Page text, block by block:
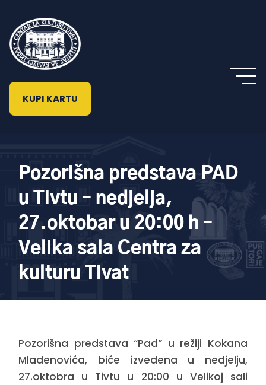
KUPI KARTU
Pozorišna predstava PAD
u Tivtu – nedjelja,
27.oktobar u 20:00 h –
Velika sala Centra za
kulturu Tivat
Pozorišna predstava “Pad” u režiji Kokana
Mladenovića, biće izvedena u nedjelju,
27.oktobra u Tivtu u 20:00 u Velikoj sali